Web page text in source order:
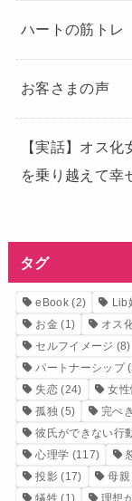
ハートの筋トレ
お客さまの声
【実話】オス
を乗り越えて幸
タグ
eBook(2) Lib
お金 (1) オス
セルフイメージ (8)
パートナーシップ
失恋 (24) 女性
孤独 (5) 完ぺ
彼氏ができない行
心理学 (117)
投影 (17) 母親